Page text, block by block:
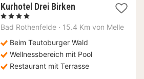
Kurhotel Drei Birken1
ab
€
, 4 Sterne
Bad Rothenfelde · 15.4 Km von Melle
Beim Teutoburger Wald
Wellnessbereich mit Pool
Restaurant mit Terrasse